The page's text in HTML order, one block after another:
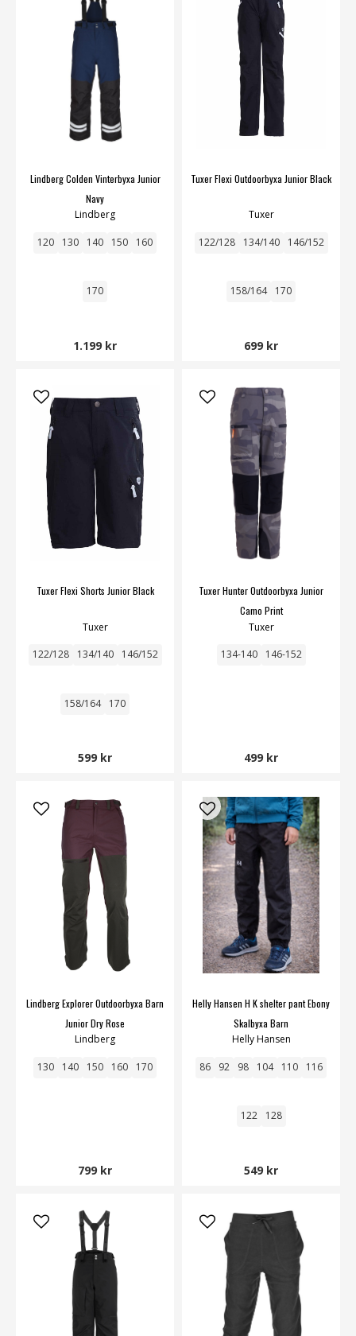
Lindberg Colden Vinterbyxa Junior
Navy
Lindberg
120 130 140 150 160
170
1.199 kr
Tuxer Flexi Outdoorbyxa Junior Black
Tuxer
122/128 134/140 146/152
158/164 170
699 kr
Tuxer Flexi Shorts Junior Black
Tuxer
122/128 134/140 146/152
158/164 170
599 kr
Tuxer Hunter Outdoorbyxa Junior
Camo Print
Tuxer
134-140 146-152
499 kr
Lindberg Explorer Outdoorbyxa Barn
Junior Dry Rose
Lindberg
130 140 150 160 170
799 kr
Helly Hansen H K shelter pant Ebony
Skalbyxa Barn
Helly Hansen
86 92 98 104 110 116
122 128
549 kr